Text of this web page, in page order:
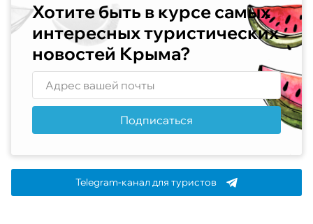
Хотите быть в курсе самых
интересных туристических
новостей Крыма?
Подписаться
Telegram-канал для туристов